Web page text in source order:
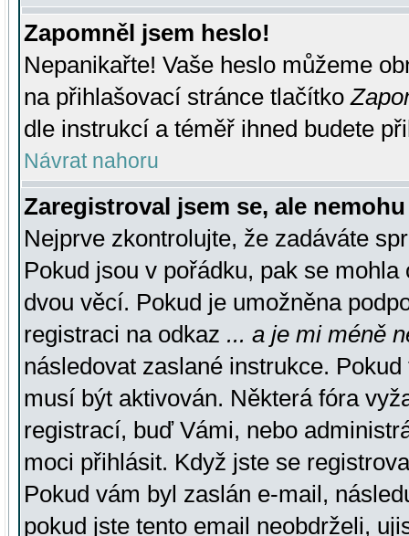
Zapomněl jsem heslo!
Nepanikařte! Vaše heslo můžeme
na přihlašovací stránce tlačítko
dle instrukcí a téměř ihned budete
Návrat nahoru
Zaregistroval jsem se, ale
Nejprve zkontrolujte, že zadáváte
Pokud jsou v pořádku, pak se
dvou věcí. Pokud je umožněna
registraci na odkaz ... a je mi méně
následovat zaslané instrukce.
musí být aktivován. Některá fóra
registrací, buď Vámi, nebo
moci přihlásit. Když jste se
Pokud vám byl zaslán e-mail,
pokud jste tento email neobdrželi,